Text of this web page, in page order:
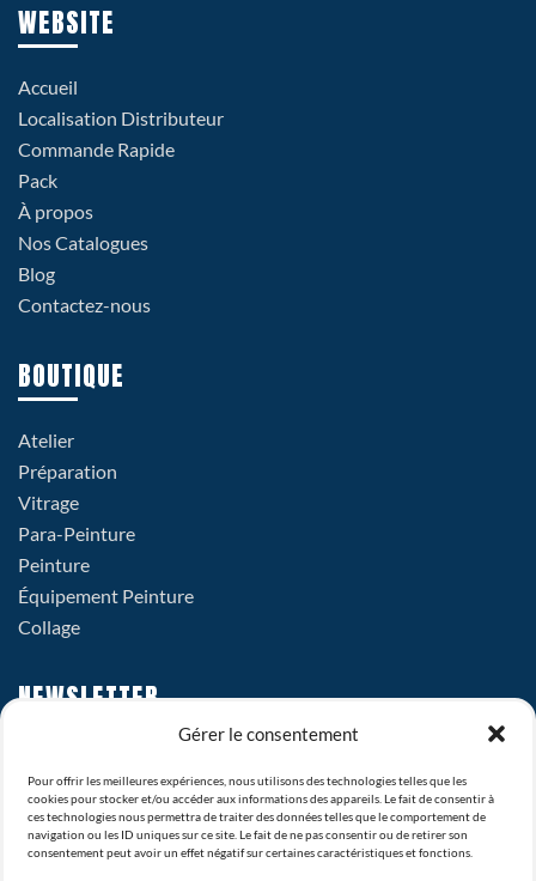
Gérer le consentement
Pour offrir les meilleures expériences, nous utilisons des technologies telles que les
cookies pour stocker et/ou accéder aux informations des appareils. Le fait de consentir à
ces technologies nous permettra de traiter des données telles que le comportement de
navigation ou les ID uniques sur ce site. Le fait de ne pas consentir ou de retirer son
consentement peut avoir un effet négatif sur certaines caractéristiques et fonctions.
WEBSITE
Accueil
Localisation Distributeur
Commande Rapide
Pack
À propos
Nos Catalogues
Blog
Contactez-nous
BOUTIQUE
Atelier
Préparation
Vitrage
Para-Peinture
Peinture
Équipement Peinture
Collage
NEWSLETTER